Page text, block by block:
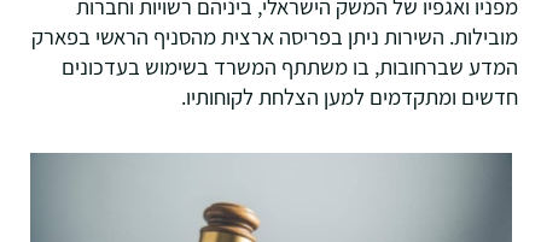
מובילות. השירות ניתן בפריסה ארצית מהסניף הראשי בפארק
המדע שברחובות, בו משתתף המשרד בשימוש בעדכונים
חדשים ומתקדמים למען הצלחת לקוחותיו.